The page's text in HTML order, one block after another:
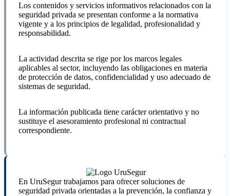
Los contenidos y servicios informativos relacionados con la
seguridad privada se presentan conforme a la normativa
vigente y a los principios de legalidad, profesionalidad y
responsabilidad.
La actividad descrita se rige por los marcos legales
aplicables al sector, incluyendo las obligaciones en materia
de protección de datos, confidencialidad y uso adecuado de
sistemas de seguridad.
La información publicada tiene carácter orientativo y no
sustituye el asesoramiento profesional ni contractual
correspondiente.
En UruSegur trabajamos para ofrecer soluciones de
seguridad privada orientadas a la prevención, la confianza y